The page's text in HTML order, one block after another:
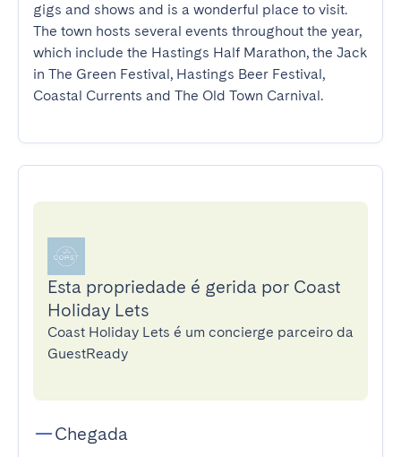
gigs and shows and is a wonderful place to visit.
The town hosts several events throughout the year,
which include the Hastings Half Marathon, the Jack
in The Green Festival, Hastings Beer Festival,
Coastal Currents and The Old Town Carnival.
Esta propriedade é gerida por Coast
Holiday Lets
Coast Holiday Lets é um concierge parceiro da
GuestReady
Chegada